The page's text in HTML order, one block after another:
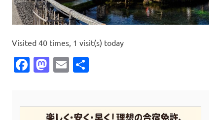
Visited 40 times, 1 visit(s) today
Facebook
Mastodon
Email